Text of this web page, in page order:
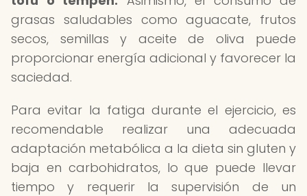
grasas saludables como aguacate, frutos
secos, semillas y aceite de oliva puede
proporcionar energía adicional y favorecer la
saciedad.
Para evitar la fatiga durante el ejercicio, es
recomendable realizar una adecuada
adaptación metabólica a la dieta sin gluten y
baja en carbohidratos, lo que puede llevar
tiempo y requerir la supervisión de un